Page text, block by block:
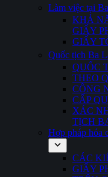
Làm việc tại
KHẢ
GIẤY
GIẤY
Quốc tịch Ba
QUỐC
THEO
CÔNG
CẤP
XÁC
TỊCH
Hợp pháp hóa
CÁC
GIẤY